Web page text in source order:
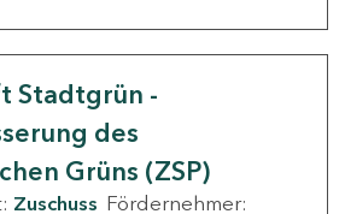
Stadtgrün -
des
Grüns (ZSP)
Zuschuss Fördernehmer: